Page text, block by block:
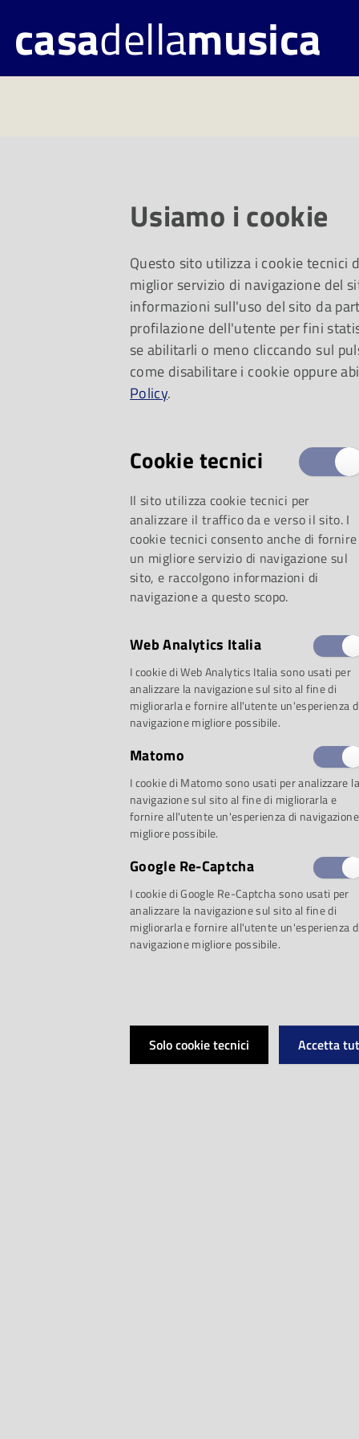
casadellamusica
evento una data
secoli, dal punto
passaggio è
dell’Opera
complesso. Nella
dell’Ottocento, e
fine, si delineava
evoluzione del
riguarda pubblico,
luoghi.
Esemplare può
proposito
prima opera
1884. Un grande
Usiamo i cookie
Questo sito utilizza i cookie tecnici
miglior servizio di navigazione del
informazioni sull'uso del sito da
profilazione dell'utente per fini
se abilitarli o meno cliccando sul
come disabilitare i cookie oppure
Policy.
Cookie tecnici
Il sito utilizza cookie tecnici per
analizzare il traffico da e verso il sito. I
cookie tecnici consento anche di fornire
un migliore servizio di navigazione sul
sito, e raccolgono informazioni di
navigazione a questo scopo.
Web Analytics Italia
I cookie di Web Analytics Italia sono usati per
analizzare la navigazione sul sito al fine di
migliorarla e fornire all'utente un'esperienza
navigazione migliore possibile.
Matomo
I cookie di Matomo sono usati per analizzare la
navigazione sul sito al fine di migliorarla e
fornire all'utente un'esperienza di navigazione
migliore possibile.
Google Re-Captcha
I cookie di Google Re-Captcha sono usati per
analizzare la navigazione sul sito al fine di
migliorarla e fornire all'utente un'esperienza
navigazione migliore possibile.
Solo cookie tecnici Accetta